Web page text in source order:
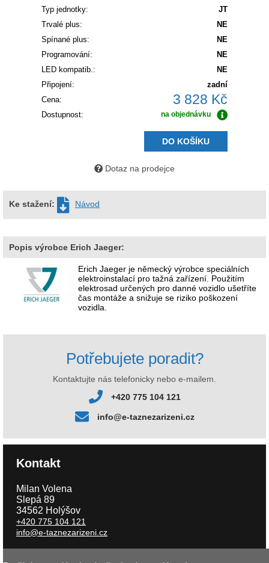
Typ jednotky:
JT
Trvalé plus:
NE
Spínané plus:
NE
Programování:
NE
LED kompatib.:
NE
Připojení:
zadní
Cena:
3 828 Kč
Dostupnost: na objednávku
DO KOŠÍKU
Dotaz na prodejce
Ke stažení: Návod
Popis výrobce Erich Jaeger:
Erich Jaeger je německý výrobce speciálních
elektroinstalací pro tažná zařízení. Použitím
elektrosad určených pro danné vozidlo ušetříte
čas montáže a snižuje se riziko poškození
vozidla.
Potřebujete poradit?
Kontaktujte nás telefonicky nebo e-mailem.
+420 775 104 121
info@e-taznezarizeni.cz
Kontakt
Milan Volena
Slepá 89
34562 Holýšov
+420 775 104 121
info@e-taznezarizeni.cz